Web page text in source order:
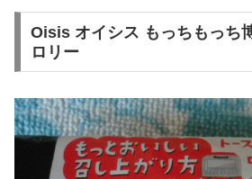
Oisis オイシス もっちもっち
ロリー